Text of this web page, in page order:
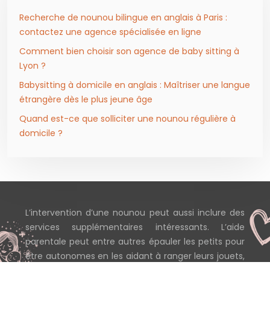
Recherche de nounou bilingue en anglais à Paris :
contactez une agence spécialisée en ligne
Comment bien choisir son agence de baby sitting à
Lyon ?
Babysitting à domicile en anglais : Maîtriser une langue
étrangère dès le plus jeune âge
Quand est-ce que solliciter une nounou régulière à
domicile ?
L’intervention d’une nounou peut aussi inclure des
services supplémentaires intéressants. L’aide
parentale peut entre autres épauler les petits pour
être autonomes en les aidant à ranger leurs jouets,